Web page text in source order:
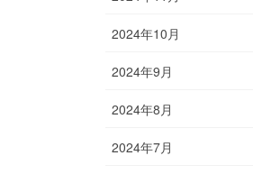
2024年10月
2024年9月
2024年8月
2024年7月